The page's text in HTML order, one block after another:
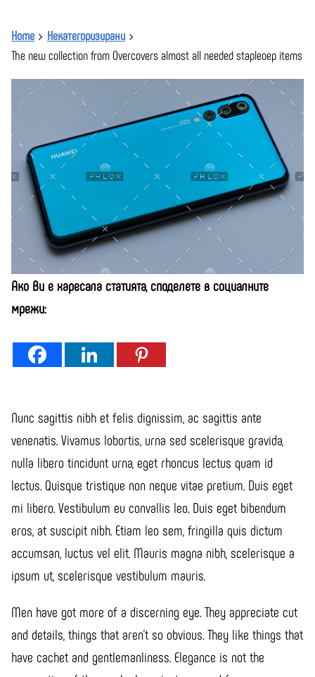
Home
Некатегоризирани
The new collection from Overcovers almost all needed stapleoep items
Ако Ви е харесала статията, споделете в социалните
мрежи:
Nunc sagittis nibh et felis dignissim, ac sagittis ante
venenatis. Vivamus lobortis, urna sed scelerisque gravida,
nulla libero tincidunt urna, eget rhoncus lectus quam id
lectus. Quisque tristique non neque vitae pretium. Duis eget
mi libero. Vestibulum eu convallis leo. Duis eget bibendum
eros, at suscipit nibh. Etiam leo sem, fringilla quis dictum
accumsan, luctus vel elit. Mauris magna nibh, scelerisque a
ipsum ut, scelerisque vestibulum mauris.
Men have got more of a discerning eye. They appreciate cut
and details, things that aren’t so obvious. They like things that
have cachet and gentlemanliness. Elegance is not the